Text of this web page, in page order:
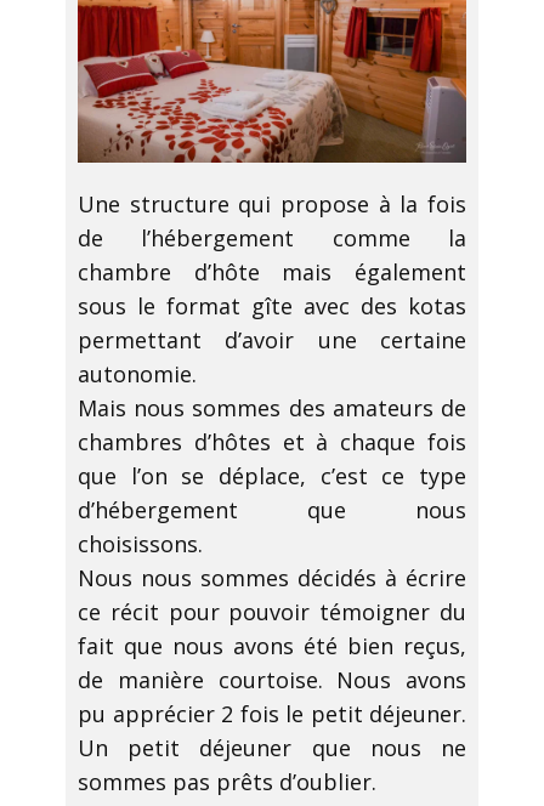
Une structure qui propose à la fois
de l’hébergement comme la
chambre d’hôte mais également
sous le format gîte avec des kotas
permettant d’avoir une certaine
autonomie.
Mais nous sommes des amateurs de
chambres d’hôtes et à chaque fois
que l’on se déplace, c’est ce type
d’hébergement que nous
choisissons.
Nous nous sommes décidés à écrire
ce récit pour pouvoir témoigner du
fait que nous avons été bien reçus,
de manière courtoise. Nous avons
pu apprécier 2 fois le petit déjeuner.
Un petit déjeuner que nous ne
sommes pas prêts d’oublier.